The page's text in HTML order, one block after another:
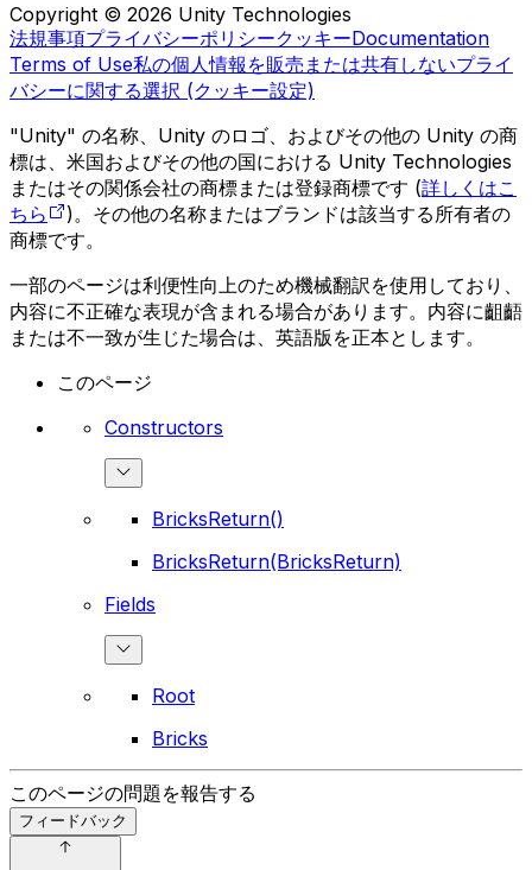
Copyright © 2026 Unity Technologies
法規事項プライバシーポリシークッキーDocumentation
Terms of Use私の個人情報を販売または共有しないプライ
バシーに関する選択 (クッキー設定)
"Unity" の名称、Unity のロゴ、およびその他の Unity の商
標は、米国およびその他の国における Unity Technologies
またはその関係会社の商標または登録商標です (詳しくはこ
ちら
)。その他の名称またはブランドは該当する所有者の
商標です。
一部のページは利便性向上のため機械翻訳を使用しており、
内容に不正確な表現が含まれる場合があります。内容に齟齬
または不一致が生じた場合は、英語版を正本とします。
このページ
Constructors
BricksReturn()
BricksReturn(BricksReturn)
Fields
Root
Bricks
このページの問題を報告する
フィードバック